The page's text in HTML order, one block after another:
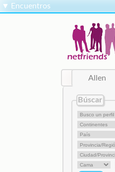
▼ Encuentros
Allen
Búscar